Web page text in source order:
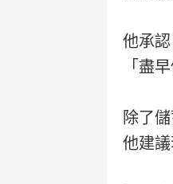
他承
「盡
除了
他建